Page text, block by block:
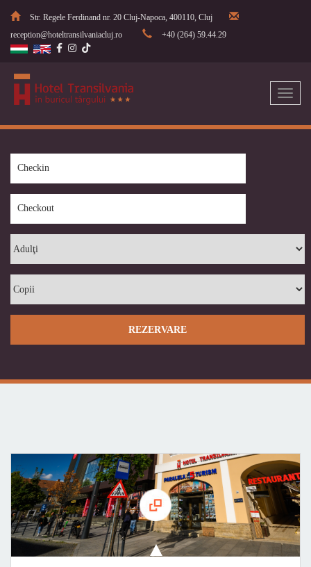
Str. Regele Ferdinand nr. 20 Cluj-Napoca, 400110, Cluj
reception@hoteltransilvaniacluj.ro
+40 (264) 59.44.29
Toggle